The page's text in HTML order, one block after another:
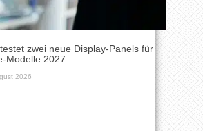
zwei neue Display-Panels für
Modelle 2027
2026